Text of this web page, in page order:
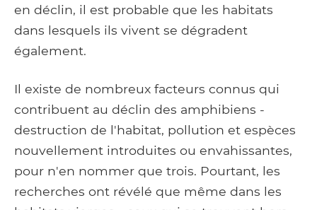
en déclin, il est probable que les habitats
dans lesquels ils vivent se dégradent
également.
Il existe de nombreux facteurs connus qui
contribuent au déclin des amphibiens -
destruction de l'habitat, pollution et espèces
nouvellement introduites ou envahissantes,
pour n'en nommer que trois. Pourtant, les
recherches ont révélé que même dans les